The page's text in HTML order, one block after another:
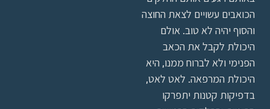
הכואבים עשויים לצאת החוצה
והסוף יהיה לא טוב. אולם
היכולת לקבל את הכאב
הפנימי ולא לברוח ממנו, היא
היכולת המרפאה. לאט לאט,
בדפיקות קטנות יתפרקו